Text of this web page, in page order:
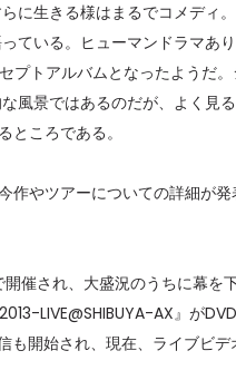
に生きる様はまるでコメディ
ている。ヒューマンドラマあ
プトアルバムとなったようだ
風景ではあるのだが、よく見
ころである。
やツアーについての詳細が発
催され、大盛況のうちに幕を
LIVE@SHIBUYA-AX』が
も開始され、現在、ライブビ
2
5